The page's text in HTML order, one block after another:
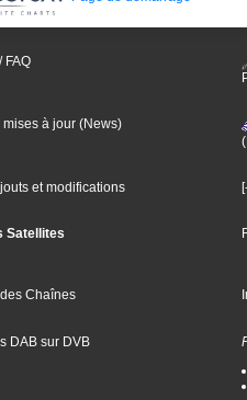
FAQ
mises à jour (News)
et modifications
Satellites
Chaînes
DAB sur DVB